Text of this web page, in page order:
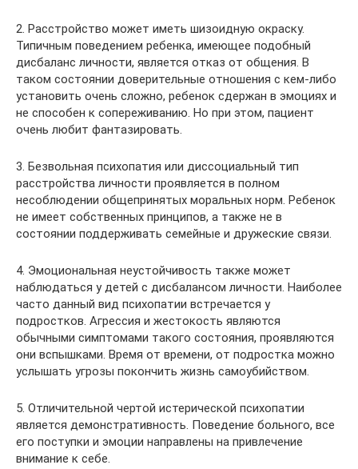
2. Расстройство может иметь шизоидную окраску.
Типичным поведением ребенка, имеющее подобный
дисбаланс личности, является отказ от общения. В
таком состоянии доверительные отношения с кем-либо
установить очень сложно, ребенок сдержан в эмоциях и
не способен к сопереживанию. Но при этом, пациент
очень любит фантазировать.
3. Безвольная психопатия или диссоциальный тип
расстройства личности проявляется в полном
несоблюдении общепринятых моральных норм. Ребенок
не имеет собственных принципов, а также не в
состоянии поддерживать семейные и дружеские связи.
4. Эмоциональная неустойчивость также может
наблюдаться у детей с дисбалансом личности. Наиболее
часто данный вид психопатии встречается у
подростков. Агрессия и жестокость являются
обычными симптомами такого состояния, проявляются
они вспышками. Время от времени, от подростка можно
услышать угрозы покончить жизнь самоубийством.
5. Отличительной чертой истерической психопатии
является демонстративность. Поведение больного, все
его поступки и эмоции направлены на привлечение
внимание к себе.